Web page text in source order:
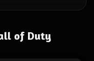
of Duty